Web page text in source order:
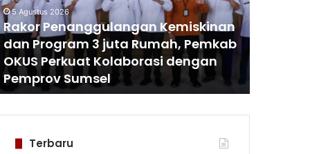
5 Agustus 2026
Rakor Penanggulangan Kemiskinan
dan Program 3 juta Rumah, Pemkab
OKUS Perkuat Kolaborasi dengan
Pemprov Sumsel
Plaju
Tingkatkan
Kolaborasi
Sumsel
Terbaru